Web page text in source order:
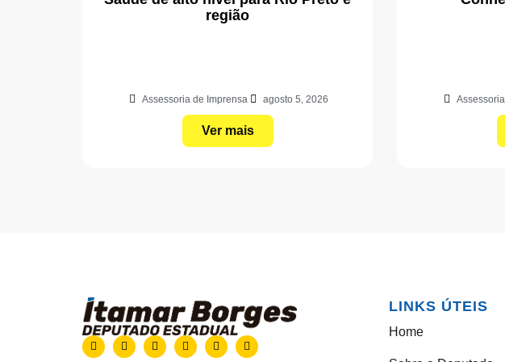
região
Assessoria de Imprensa agosto 5, 2026
Ver mais
LINKS ÚTEIS
Home